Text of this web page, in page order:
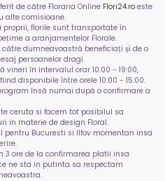
de către Floraria Online Flori24.ro este
alte comisioane.
proprii, florile sunt transportate în
a aranjamentelor Florale.
dumneavoastră beneficiați și de o
persoanelor dragi.
vineri în intervalul orar 10:00 - 19:00,
disponibile între orele 10:00 - 15:00.
însă numai după o confirmare a
ceruta si facem tot posibilul sa
in materie de design Floral.
pentru Bucuresti si Ilfov momentan insa
3 ore de la confirmarea platii insa
ne sta in putinta sa respectam